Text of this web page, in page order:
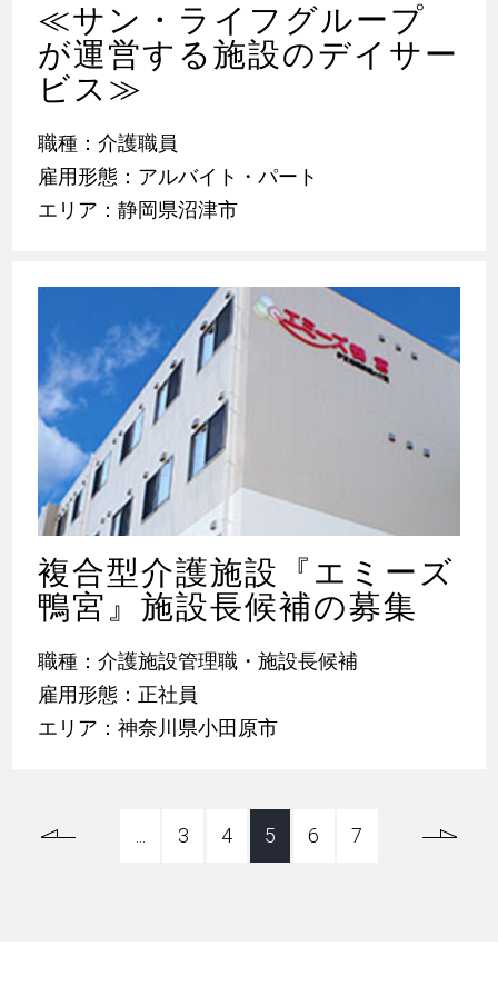
≪サン・ライフグループ
が運営する施設のデイサー
ビス≫
職種：介護職員
雇用形態：アルバイト・パート
エリア：静岡県沼津市
複合型介護施設『エミーズ
鴨宮』施設長候補の募集
職種：介護施設管理職・施設長候補
雇用形態：正社員
エリア：神奈川県小田原市
3 4 5 6 7